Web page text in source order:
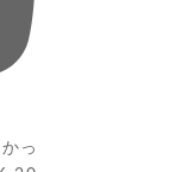
っ